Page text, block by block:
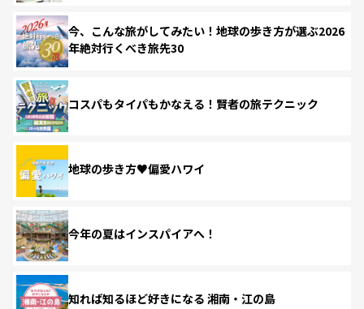
今、こんな旅がしてみたい！地球の歩き方が選ぶ2026
年絶対行くべき旅先30
コスパもタイパもかなえる！賢者の旅テクニック
地球の歩き方♥偏愛ハワイ
今年の夏はインスパイアへ！
知れば知るほど好きになる 湘南・江の島